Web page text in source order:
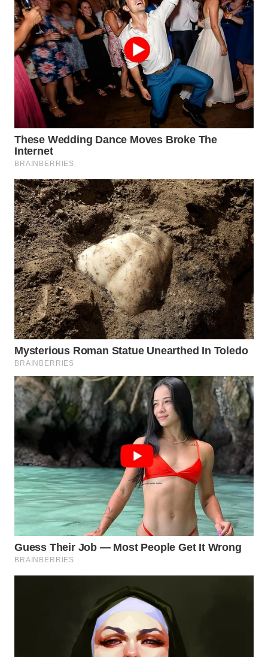
GORONTALO
WN
SULUT
WN
MALUKU
MALUT
WN
DAIRI
WN
DANAU
TOBA
WN
NIAS
WN
LANGKAT
WN
TAPANULI
SELATAN
WN
LESUNG
WN
KARO
WN
SIMALUNGUN